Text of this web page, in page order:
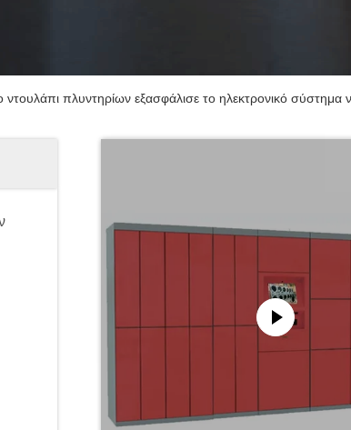
ντουλάπι πλυντηρίων εξασφάλισε το ηλεκτρονικό